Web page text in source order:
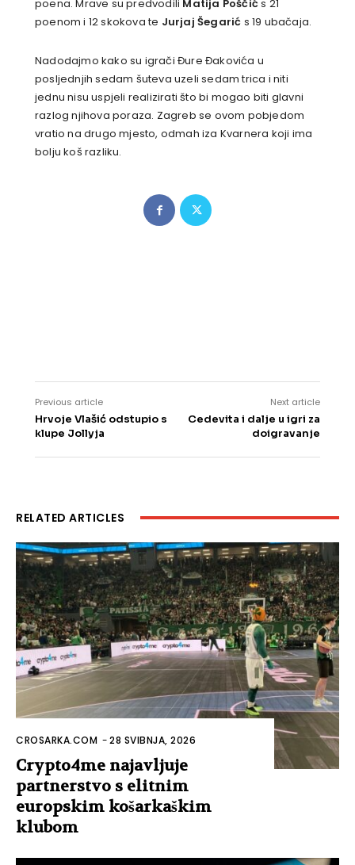
poena. Mrave su predvodili Matija Poščićs 21
poenom i 12 skokova te Jurjaj Šegarić s 19 ubačaja.
Nadodajmo kako su igrači Đure Đakovića u
posljednjih sedam šuteva uzeli sedam trica i niti
jednu nisu uspjeli realizirati što bi mogao biti glavni
razlog njihova poraza. Zagreb se ovom pobjedom
vratio na drugo mjesto, odmah iza Kvarnera koji ima
bolju koš razliku.
Previous article
Hrvoje Vlašić odstupio s
klupe Jollyja
Next article
Cedevita i dalje u igri za
doigravanje
RELATED ARTICLES
CROSARKA.COM -28 SVIBNJA, 2026
Crypto4me najavljuje
partnerstvo s elitnim
europskim košarkaškim
klubom